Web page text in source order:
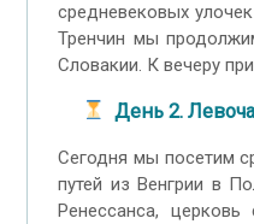
средневековых
Тренчин мы
Словакии. К вечеру
День 2.
Сегодня мы посетим
путей из Венгрии в
Ренессанса,